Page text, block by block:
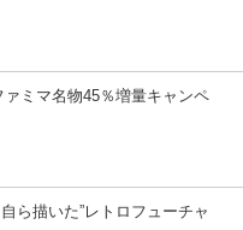
ミマ名物45％増量キャンペ
ら描いた”レトロフューチャ